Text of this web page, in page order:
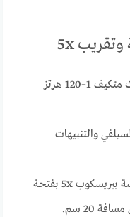
شاشة LTPO مقاس 6.3 إنش بتحديث متكيف 1–120 هرتز
السيلفي والتنبيهات
منظومة تصوير ثلاثية 50MP مع عدسة بيريسكوب 5x بفتحة